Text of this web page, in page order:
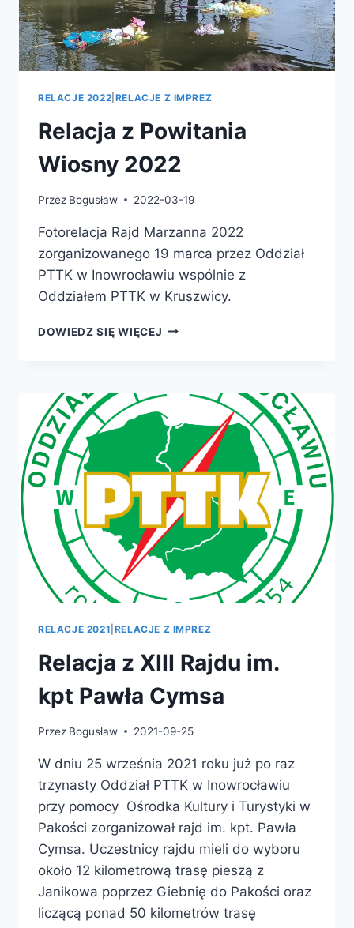
RELACJE 2022 RELACJE Z IMPREZ
Relacja z Powitania
Wiosny 2022
Przez Bogusław 2022-03-19
Fotorelacja Rajd Marzanna 2022
zorganizowanego 19 marca przez Oddział
PTTK w Inowrocławiu wspólnie z
Oddziałem PTTK w Kruszwicy.
DOWIEDZ SIĘ WIĘCEJ
RELACJE 2021 RELACJE Z IMPREZ
Relacja z XIII Rajdu im.
kpt Pawła Cymsa
Przez Bogusław 2021-09-25
W dniu 25 września 2021 roku już po raz
trzynasty Oddział PTTK w Inowrocławiu
przy pomocy Ośrodka Kultury i Turystyki w
Pakości zorganizował rajd im. kpt. Pawła
Cymsa. Uczestnicy rajdu mieli do wyboru
około 12 kilometrową trasę pieszą z
Janikowa poprzez Giebnię do Pakości oraz
liczącą ponad 50 kilometrów trasę